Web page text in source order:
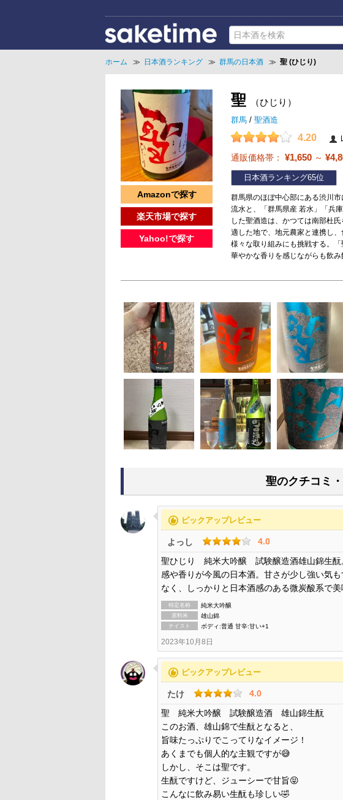
ホーム ≫ 日本酒ランキング ≫ 群馬の日本酒 ≫ 聖 (ひじり)
Amazonで探す
楽天市場で探す
Yahoo!で探す
聖 （ひじり）
群馬 / 聖酒造
4.20
通販価格帯： ¥1,650 ～
日本酒ランキング65位
群馬県のほぼ中心部にある渋川
流水と、「群馬県産 若水」「兵
した聖酒造は、かつては南部杜
適した地で、地元農家と連携し
様々な取り組みにも挑戦する。
華やかな香りを感じながらも飲
聖のクチコミ
recommend ピックアップレビュー
よっし
4.0
聖ひじり 純米大吟醸 試験醸造酒雄山錦生酛
感や香りが今風の日本酒。甘さが少し強い気も
なく、しっかりと日本酒感のある微炭酸系で
特定名称 純米大吟醸
原料米 雄山錦
テイスト ボディ:普通 甘辛:甘い+1
2023年10月8日
recommend ピックアップレビュー
たけ
4.0
聖 純米大吟醸 試験醸造酒 雄山錦生酛
このお酒、雄山錦で生酛となると、
旨味たっぷりでこってりなイメージ！
あくまでも個人的な主観ですが😅
しかし、そこは聖です。
生酛ですけど、ジューシーで甘旨😝
こんなに飲み易い生酛も珍しい🤣